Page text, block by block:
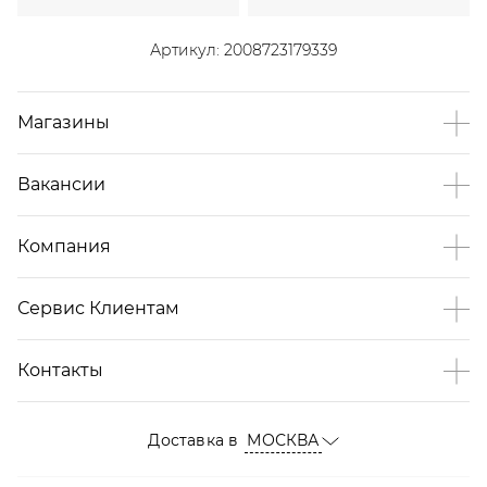
Артикул: 2008723179339
Магазины
Вакансии
Компания
Сервис Клиентам
Контакты
Доставка в МОСКВА